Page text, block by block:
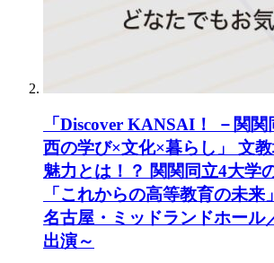
「Discover KANSAI！ －関
西の学び×文化×暮らし」 文
魅力とは！？ 関関同立4大学
「これからの高等教育の未来
名古屋・ミッドランドホール
出演～